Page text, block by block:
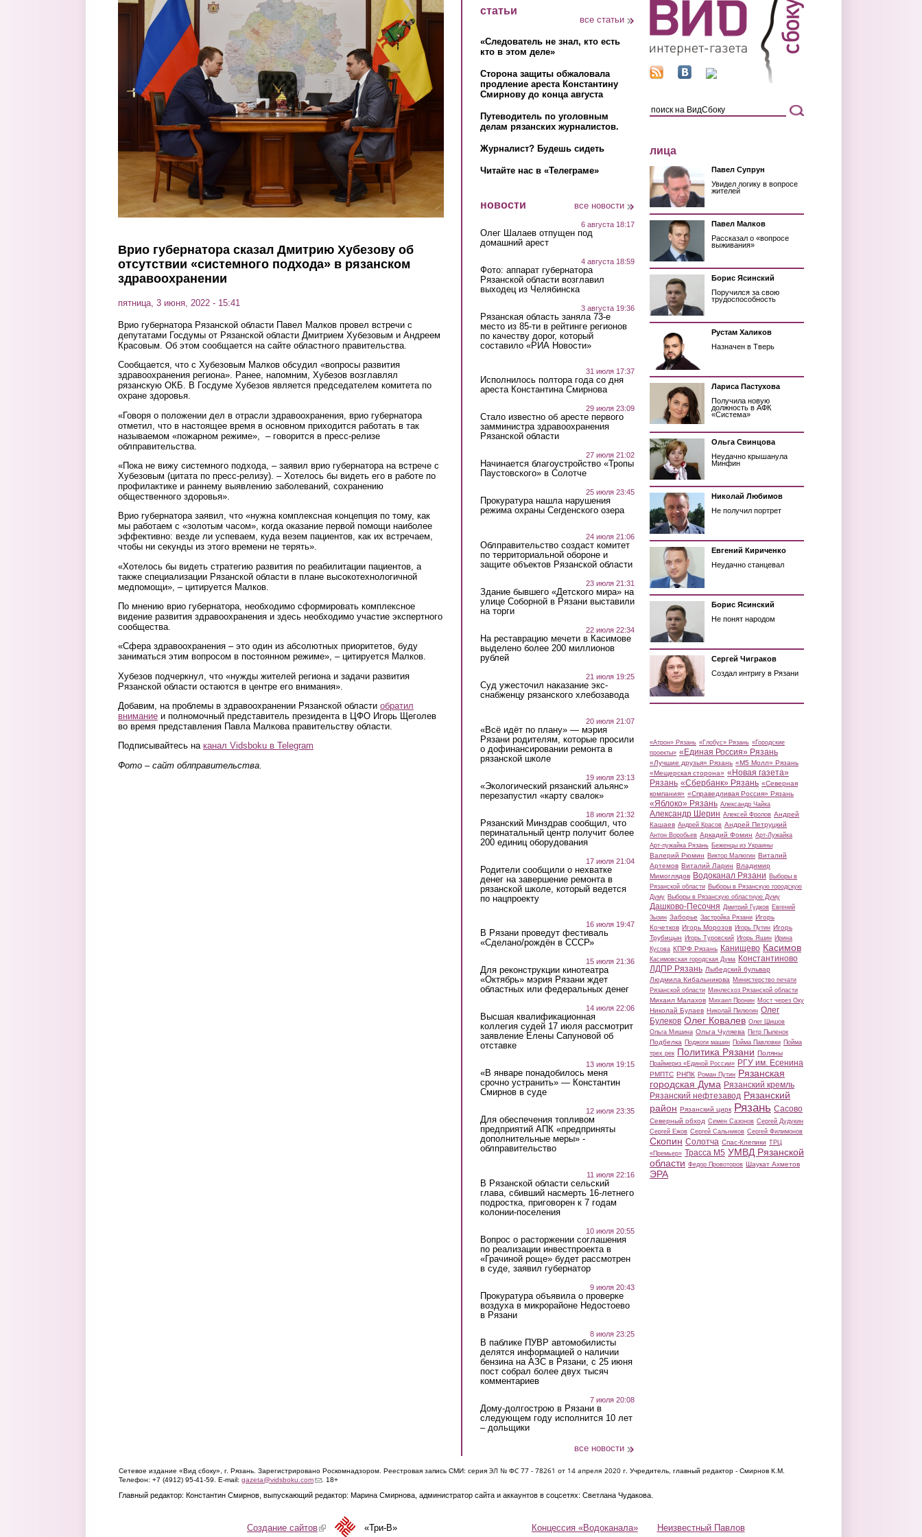
Перейти к основному содержанию
Врио губернатора сказал Дмитрию Хубезову об
отсутствии «системного подхода» в рязанском
здравоохранении
пятница, 3 июня, 2022 - 15:41
Врио губернатора Рязанской области Павел Малков провел встречи с
депутатами Госдумы от Рязанской области Дмитрием Хубезовым и Андреем
Красовым. Об этом сообщается на сайте областного правительства.
Сообщается, что с Хубезовым Малков обсудил «вопросы развития
здравоохранения региона». Ранее, напомним, Хубезов возглавлял
рязанскую ОКБ. В Госдуме Хубезов является председателем комитета по
охране здоровья.
«Говоря о положении дел в отрасли здравоохранения, врио губернатора
отметил, что в настоящее время в основном приходится работать в так
называемом «пожарном режиме», – говорится в пресс-релизе
облправительства.
«Пока не вижу системного подхода, – заявил врио губернатора на встрече с
Хубезовым (цитата по пресс-релизу). – Хотелось бы видеть его в работе по
профилактике и раннему выявлению заболеваний, сохранению
общественного здоровья».
Врио губернатора заявил, что «нужна комплексная концепция по тому, как
мы работаем с «золотым часом», когда оказание первой помощи наиболее
эффективно: везде ли успеваем, куда везем пациентов, как их встречаем,
чтобы ни секунды из этого времени не терять».
«Хотелось бы видеть стратегию развития по реабилитации пациентов, а
также специализации Рязанской области в плане высокотехнологичной
медпомощи», – цитируется Малков.
По мнению врио губернатора, необходимо сформировать комплексное
видение развития здравоохранения и здесь необходимо участие экспертного
сообщества.
«Сфера здравоохранения – это один из абсолютных приоритетов, буду
заниматься этим вопросом в постоянном режиме», – цитируется Малков.
Хубезов подчеркнул, что «нужды жителей региона и задачи развития
Рязанской области остаются в центре его внимания».
Добавим, на проблемы в здравоохранении Рязанской области обратил
внимание и полномочный представитель президента в ЦФО Игорь Щеголев
во время представления Павла Малкова правительству области.
Подписывайтесь на канал Vidsboku в Telegram
Фото – сайт облправительства.
статьи
все статьи
«Следователь не знал, кто есть
кто в этом деле»
Сторона защиты обжаловала
продление ареста Константину
Смирнову до конца августа
Путеводитель по уголовным
делам рязанских журналистов.
Журналист? Будешь сидеть
Читайте нас в «Телеграме»
новости все новости
6 августа 18:17
Олег Шалаев отпущен под
домашний арест
4 августа 18:59
Фото: аппарат губернатора
Рязанской области возглавил
выходец из Челябинска
3 августа 19:36
Рязанская область заняла 73-е
место из 85-ти в рейтинге регионов
по качеству дорог, который
составило «РИА Новости»
31 июля 17:37
Исполнилось полтора года со дня
ареста Константина Смирнова
29 июля 23:09
Стало известно об аресте первого
замминистра здравоохранения
Рязанской области
27 июля 21:02
Начинается благоустройство «Тропы
Паустовского» в Солотче
25 июля 23:45
Прокуратура нашла нарушения
режима охраны Сегденского озера
24 июля 21:06
Облправительство создаст комитет
по территориальной обороне и
защите объектов Рязанской области
23 июля 21:31
Здание бывшего «Детского мира» на
улице Соборной в Рязани выставили
на торги
22 июля 22:34
На реставрацию мечети в Касимове
выделено более 200 миллионов
рублей
21 июля 19:25
Суд ужесточил наказание экс-
снабженцу рязанского хлебозавода
20 июля 21:07
«Всё идёт по плану» — мэрия
Рязани родителям, которые просили
о дофинансировании ремонта в
рязанской школе
19 июля 23:13
«Экологический рязанский альянс»
перезапустил «карту свалок»
18 июля 21:32
Рязанский Минздрав сообщил, что
перинатальный центр получит более
200 единиц оборудования
17 июля 21:04
Родители сообщили о нехватке
денег на завершение ремонта в
рязанской школе, который ведется
по нацпроекту
16 июля 19:47
В Рязани проведут фестиваль
«Сделано/рождён в СССР»
15 июля 21:36
Для реконструкции кинотеатра
«Октябрь» мэрия Рязани ждет
областных или федеральных денег
14 июля 22:06
Высшая квалификационная
коллегия судей 17 июля рассмотрит
заявление Елены Сапуновой об
отставке
13 июля 19:15
«В январе понадобилось меня
срочно устранить» — Константин
Смирнов в суде
12 июля 23:35
Для обеспечения топливом
предприятий АПК «предприняты
дополнительные меры» -
облправительство
11 июля 22:16
В Рязанской области сельский
глава, сбивший насмерть 16-летнего
подростка, приговорен к 7 годам
колонии-поселения
10 июля 20:55
Вопрос о расторжении соглашения
по реализации инвестпроекта в
«Грачиной роще» будет рассмотрен
в суде, заявил губернатор
9 июля 20:43
Прокуратура объявила о проверке
воздуха в микрорайоне Недостоево
в Рязани
8 июля 23:25
В паблике ПУВР автомобилисты
делятся информацией о наличии
бензина на АЗС в Рязани, с 25 июня
пост собрал более двух тысяч
комментариев
7 июля 20:08
Дому-долгострою в Рязани в
следующем году исполнится 10 лет
– дольщики
все новости
лица
Павел Супрун
Увидел логику в вопросе
жителей
Павел Малков
Рассказал о «вопросе
выживания»
Борис Ясинский
Поручился за свою
трудоспособность
Рустам Халиков
Назначен в Тверь
Лариса Пастухова
Получила новую
должность в АФК
«Система»
Ольга Свинцова
Неудачно крышанула
Минфин
Николай Любимов
Не получил портрет
Евгений Кириченко
Неудачно станцевал
Борис Ясинский
Не понят народом
Сергей Чиграков
Создал интригу в Рязани
«Атрон» Рязань «Глобус» Рязань «Городские
проекты» «Единая Россия» Рязань
«Лучшие друзья» Рязань «М5 Молл» Рязань
«Мещерская сторона» «Новая газета»
Рязань «Сбербанк» Рязань «Северная
компания» «Справедливая Россия» Рязань
«Яблоко» Рязань Александр Чайка
Александр Шерин Алексей Фролов Андрей
Кашаев Андрей Красов Андрей Петруцкий
Антон Воробьев Аркадий Фомин Арт-Лужайка
Арт-лужайка Рязань Беженцы из Украины
Валерий Рюмин Виктор Малюгин Виталий
Артемов Виталий Ларин Владимир
Мимоглядов Водоканал Рязани Выборы в
Рязанской области Выборы в Рязанскую городскую
Думу Выборы в Рязанскую областную Думу
Дашково-Песочня Дмитрий Гудков Евгений
Зызин Заборье Застройка Рязани Игорь
Кочетков Игорь Морозов Игорь Путин Игорь
Трубицын Игорь Туровский Игорь Яшин Ирина
Кусова КПРФ Рязань Канищево Касимов
Касимовская городская Дума Константиново
ЛДПР Рязань Лыбедский бульвар
Людмила Кибальникова Министерство печати
Рязанской области Минлесхоз Рязанской области
Михаил Малахов Михаил Пронин Мост через Оку
Николай Булаев Николай Пилюгин Олег
Булеков Олег Ковалев Олег Шишов
Ольга Мишина Ольга Чуляева Петр Пыленок
Подбелка Поджоги машин Пойма Павловки Пойма
трех рек Политика Рязани Поляны
Праймериз «Единой России» РГУ им. Есенина
РМПТС РНПК Роман Путин Рязанская
городская Дума Рязанский кремль
Рязанский нефтезавод Рязанский
район Рязанский цирк Рязань Сасово
Северный обход Семен Сазонов Сергей Дудукин
Сергей Ежов Сергей Сальников Сергей Филимонов
Скопин Солотча Спас-Клепики ТРЦ
«Премьер» Трасса М5 УМВД Рязанской
области Федор Провоторов Шаукат Ахметов
ЭРА
Сетевое издание «Вид сбоку», г. Рязань. Зарегистрировано Роскомнадзором. Реестровая запись СМИ: серия ЭЛ № ФС 77 - 78261 от 14 апреля 2020 г. Учредитель, главный редактор - Смирнов К.М.
Телефон: +7 (4912) 95-41-59. E-mail: gazeta@vidsboku.com(link sends e-mail)
. 18+
Главный редактор: Константин Смирнов, выпускающий редактор: Марина Смирнова, администратор сайта и аккаунтов в соцсетях: Светлана Чудакова.
Концессия «Водоканала» Неизвестный Павлов
Создание сайтов(link is external)«Три-В»